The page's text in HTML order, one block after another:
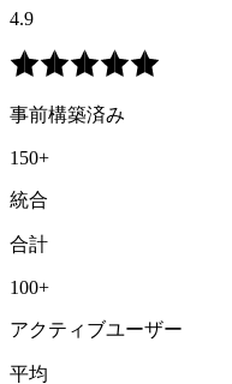
4.9
事前構築済み
150+
統合
合計
100+
アクティブユーザー
平均